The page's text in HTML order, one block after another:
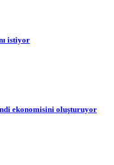
istiyor
ekonomisini oluşturuyor